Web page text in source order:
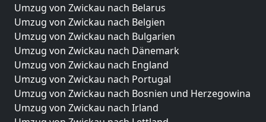
Umzug von Zwickau nach Belarus
Umzug von Zwickau nach Belgien
Umzug von Zwickau nach Bulgarien
Umzug von Zwickau nach Dänemark
Umzug von Zwickau nach England
Umzug von Zwickau nach Portugal
Umzug von Zwickau nach Bosnien und Herzegowina
Umzug von Zwickau nach Irland